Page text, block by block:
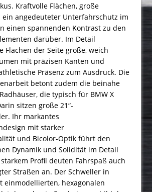
Kraftvolle Flächen, große
ein angedeuteter Unterfahrschutz im
einen spannenden Kontrast zu den
darüber. Im Detail
Flächen der Seite große, weich
mit präzisen Kanten und
Präsenz zum Ausdruck. Die
betont zudem die beinahe
die typisch für BMW X
sitzen große 21“-
Ihr markantes
mit starker
und Bicolor-Optik führt den
Dynamik und Solidität im Detail
Profil deuten Fahrspaß auch
Straßen an. Der Schweller in
einmodellierten, hexagonalen